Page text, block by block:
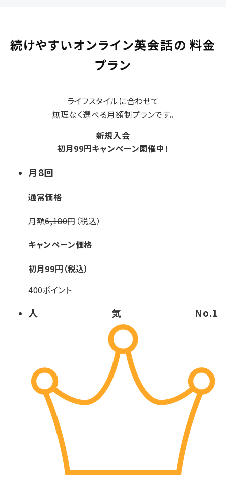
続けやすいオンライン英会話の 料金
プラン
ライフスタイルに合わせて
無理なく選べる月額制プランです。
新規入会
初月99円キャンペーン開催中！
月8回
通常価格
月額6,180円（税込）
キャンペーン価格
初月99円（税込）
400ポイント
人気No.1